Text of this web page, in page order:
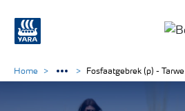
Home Fosfaatgebrek (p) - Tarwe